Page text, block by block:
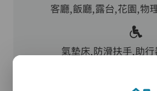
客廳,飯廳,露台,花園,物
氣墊床,防滑扶手,助